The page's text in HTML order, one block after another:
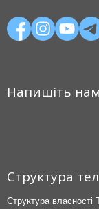
Напишіть нам
Структура
Структура власності